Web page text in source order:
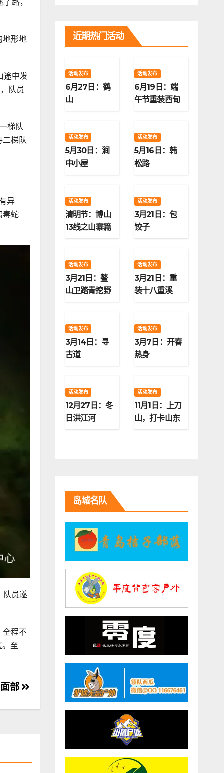
路，
地形地
途中发
队员
梯队
二梯队
异
毒蛇
队员遂
全程不
。至
部
近期热门活动
活动发布
6月27日：鹤
山
活动发布
6月19日：端
午节重装西甸
活动发布
5月30日：涧
中小屋
活动发布
5月16日：韩
松路
活动发布
清明节：博山
13线之山寨篇
活动发布
3月21日：包
饺子
活动发布
3月21日：鳌
山卫踏青挖野
活动发布
3月21日：重
装十八重溪
活动发布
3月14日：寻
古道
活动发布
3月7日：开春
热身
活动发布
12月27日：冬
日洪江河
活动发布
11月1日：上刀
山，打卡山东
岛城名队